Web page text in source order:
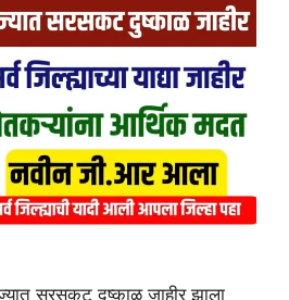
सरसकट दुष्काळ जाहीर झाला